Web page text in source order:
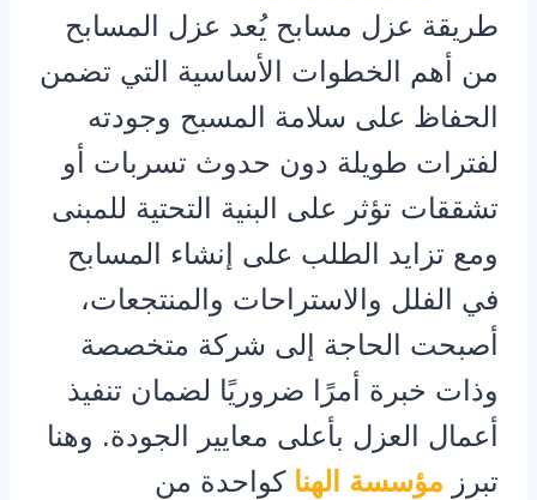
طريقة عزل مسابح يُعد عزل المسابح
من أهم الخطوات الأساسية التي تضمن
الحفاظ على سلامة المسبح وجودته
لفترات طويلة دون حدوث تسربات أو
تشققات تؤثر على البنية التحتية للمبنى
ومع تزايد الطلب على إنشاء المسابح
في الفلل والاستراحات والمنتجعات،
أصبحت الحاجة إلى شركة متخصصة
وذات خبرة أمرًا ضروريًا لضمان تنفيذ
أعمال العزل بأعلى معايير الجودة. وهنا
تبرز مؤسسة الهنا كواحدة من